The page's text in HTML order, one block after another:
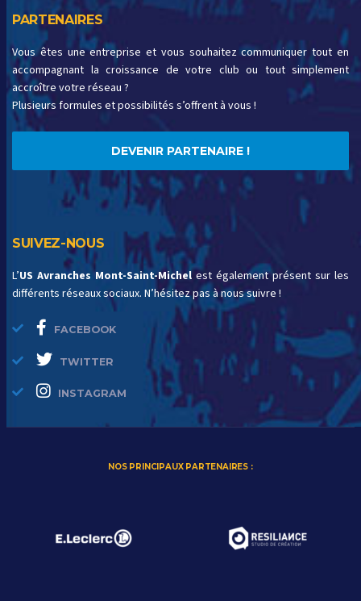
PARTENAIRES
Vous êtes une entreprise et vous souhaitez communiquer tout en
accompagnant la croissance de votre club ou tout simplement
accroître votre réseau ?
Plusieurs formules et possibilités s’offrent à vous !
DEVENIR PARTENAIRE !
SUIVEZ-NOUS
L’US Avranches Mont-Saint-Michel est également présent sur les
différents réseaux sociaux. N’hésitez pas à nous suivre !
FACEBOOK
TWITTER
INSTAGRAM
NOS PRINCIPAUX PARTENAIRES :